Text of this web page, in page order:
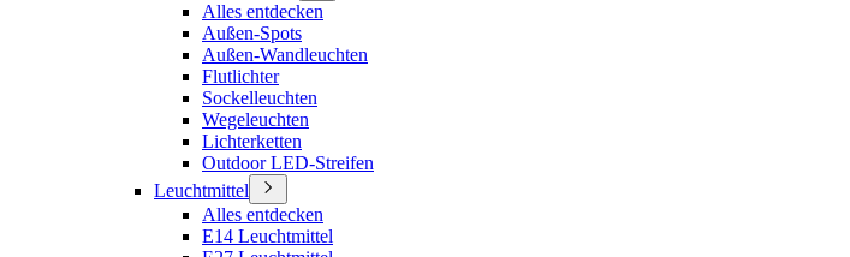
Alles entdecken
Außen-Spots
Außen-Wandleuchten
Flutlichter
Sockelleuchten
Wegeleuchten
Lichterketten
Outdoor LED-Streifen
Leuchtmittel
Alles entdecken
E14 Leuchtmittel